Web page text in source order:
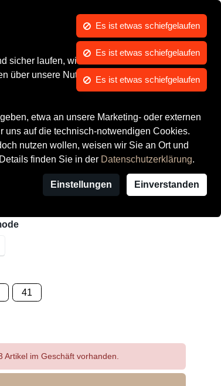
sicher laufen, wir die Performance
über unsere Nutzer und das
etwa an unsere Marketing- oder externen
uns auf die technisch-notwendigen Cookies.
nutzen wollen, weisen wir Sie an Ort und
finden Sie in der Datenschutzerklärung.
Einstellungen Einverstanden
Mein Konto
Marken
41
Artikel im Geschäft vorhanden.
Es ist etwas schiefgelaufen
Es ist etwas schiefgelaufen